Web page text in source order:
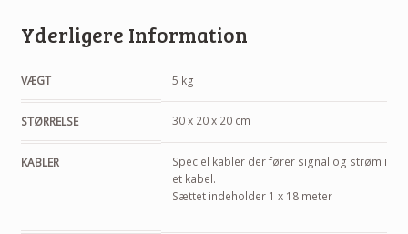
Yderligere Information
VÆGT 5 kg
STØRRELSE 30 x 20 x 20 cm
KABLER
Speciel kabler der fører signal og strøm i
et kabel.
Sættet indeholder 1 x 18 meter